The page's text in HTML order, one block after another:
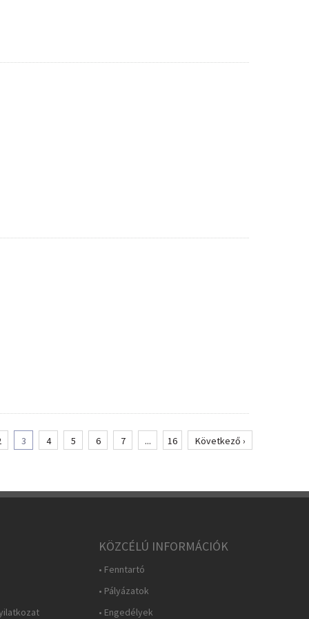
3 4 5 6 7 ... 16 Következő ›
KÖZCÉLÚ INFORMÁCIÓK
• Fenntartó
• Pályázatok
• Engedélyek